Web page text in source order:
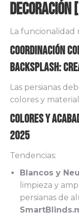
Decoración
La funcionalidad
Coordinación
Backsplash:
Las persianas
colores y
Colores y
2025
Tendencias:
Blancos y
limpieza y
persianas de